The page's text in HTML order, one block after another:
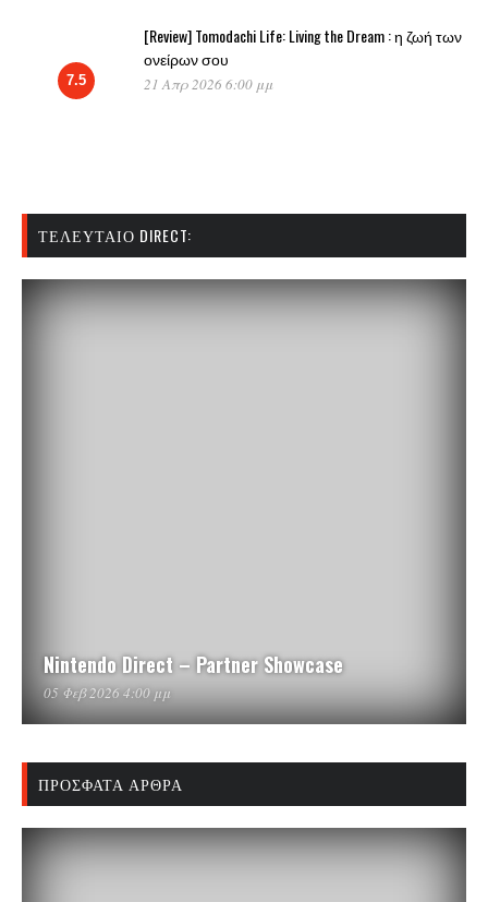
7.5
[Review] Tomodachi Life: Living the Dream : η ζωή των
ονείρων σου
21 Απρ 2026 6:00 μμ
ΤΕΛΕΥΤΑΊΟ DIRECT:
Nintendo Direct – Partner Showcase
05 Φεβ 2026 4:00 μμ
ΠΡΌΣΦΑΤΑ ΆΡΘΡΑ